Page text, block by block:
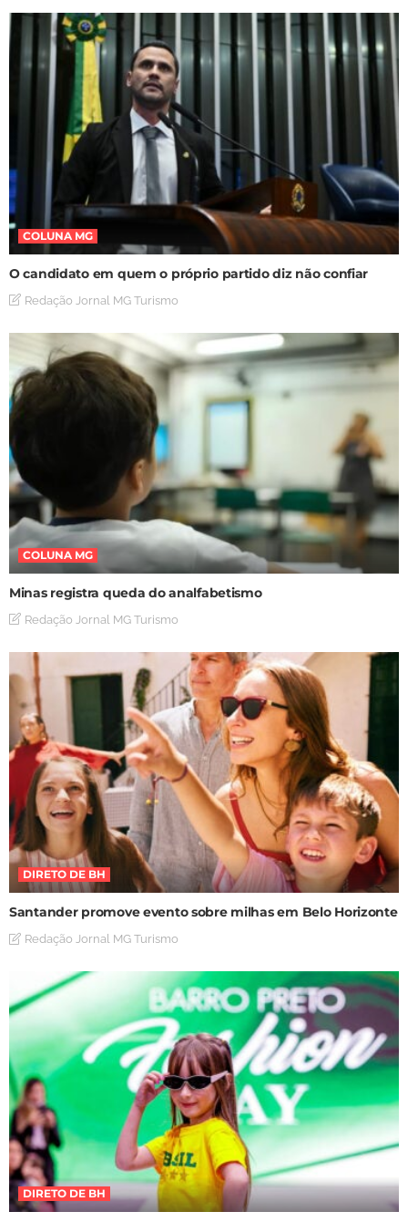
COLUNA MG
O candidato em quem o próprio partido diz não confiar
Redação Jornal MG Turismo
COLUNA MG
Minas registra queda do analfabetismo
Redação Jornal MG Turismo
DIRETO DE BH
Santander promove evento sobre milhas em Belo Horizonte
Redação Jornal MG Turismo
DIRETO DE BH